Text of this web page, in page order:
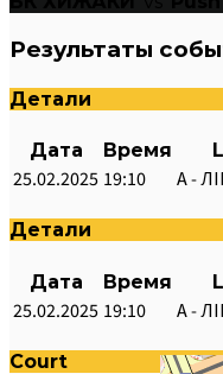
Результаты
Детали
Дата Время
25.02.2025 19:10 А -
Детали
Дата Время
25.02.2025 19:10 А -
Court